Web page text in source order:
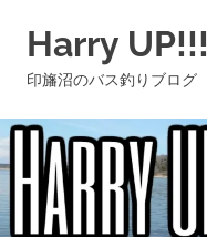
ツ
へ
ス
キ
ッ
Harry UP!!!
印旛沼のバス釣りブログ